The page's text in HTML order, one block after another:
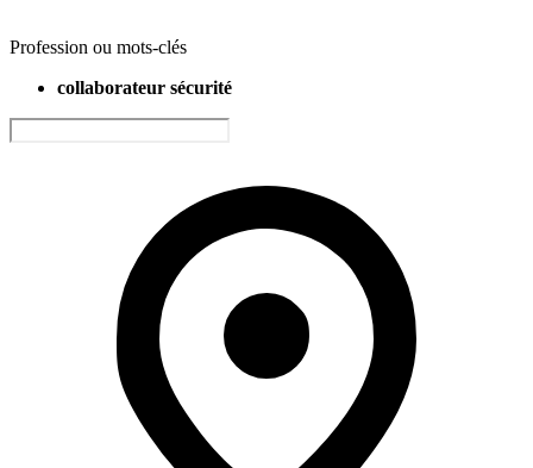
Profession ou mots-clés
collaborateur sécurité